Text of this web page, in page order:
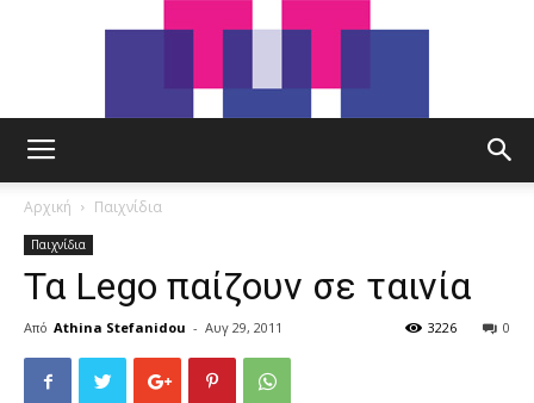
Αρχική Παιχνίδια
Παιχνίδια
Τα Lego παίζουν σε ταινία
Από Athina Stefanidou - Αυγ 29, 2011 0
3226